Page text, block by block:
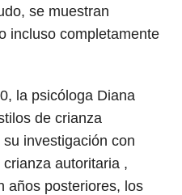
se muestran
incluso completamente
la psicóloga Diana
de crianza
investigación con
autoritaria ,
años posteriores, los